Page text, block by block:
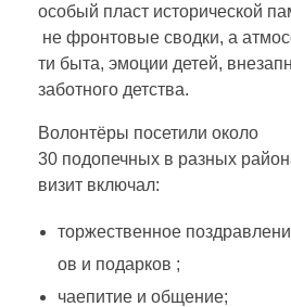
И
Л
И
особый пласт исторической
не фронтовые сводки, а
ти быта, эмоции детей,
заботного детства.
Волонтёры посетили около
30 подопечных в разных
визит включал:
торжественное
ов и подарков ;
чаепитиеи общение;